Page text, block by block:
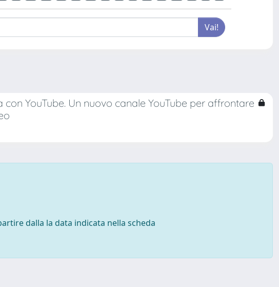
YouTube. Un nuovo canale YouTube per affrontare
dalla la data indicata nella scheda